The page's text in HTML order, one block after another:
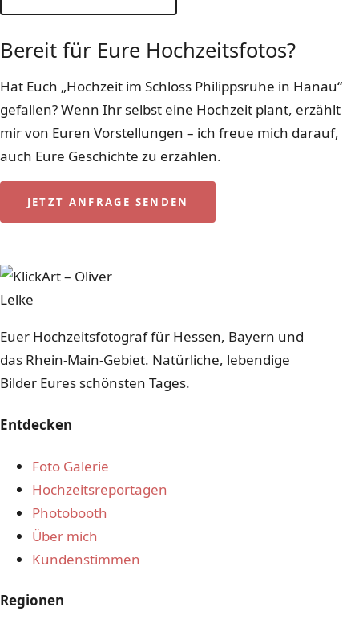
Bereit für Eure Hochzeitsfotos?
Hat Euch „Hochzeit im Schloss Philippsruhe in Hanau“
gefallen? Wenn Ihr selbst eine Hochzeit plant, erzählt
mir von Euren Vorstellungen – ich freue mich darauf,
auch Eure Geschichte zu erzählen.
JETZT ANFRAGE SENDEN
Euer Hochzeitsfotograf für Hessen, Bayern und
das Rhein-Main-Gebiet. Natürliche, lebendige
Bilder Eures schönsten Tages.
Entdecken
Foto Galerie
Hochzeitsreportagen
Photobooth
Über mich
Kundenstimmen
Regionen